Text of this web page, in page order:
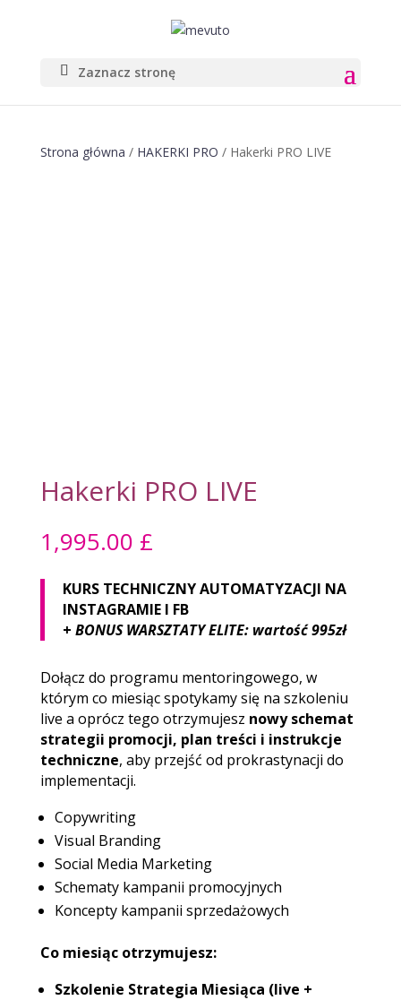
Zaznacz stronę
Strona główna / HAKERKI PRO / Hakerki PRO LIVE
Hakerki PRO LIVE
1,995.00 £
KURS TECHNICZNY AUTOMATYZACJI NA
INSTAGRAMIE I FB
+ BONUS WARSZTATY ELITE: wartość 995zł
Dołącz do programu mentoringowego, w
którym co miesiąc spotykamy się na szkoleniu
live a oprócz tego otrzymujesz nowy schemat
strategii promocji, plan treści i instrukcje
techniczne, aby przejść od prokrastynacji do
implementacji.
Copywriting
Visual Branding
Social Media Marketing
Schematy kampanii promocyjnych
Koncepty kampanii sprzedażowych
Co miesiąc otrzymujesz:
Szkolenie Strategia Miesiąca (live +